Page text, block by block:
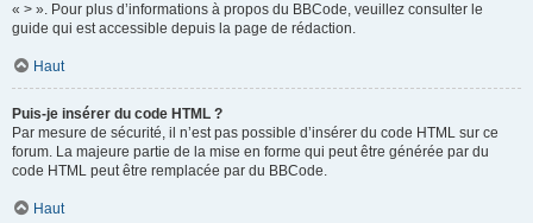
« > ». Pour plus d’informations à propos du BBCode, veuillez consulter le
guide qui est accessible depuis la page de rédaction.
Haut
Puis-je insérer du code HTML ?
Par mesure de sécurité, il n’est pas possible d’insérer du code HTML sur ce
forum. La majeure partie de la mise en forme qui peut être générée par du
code HTML peut être remplacée par du BBCode.
Haut